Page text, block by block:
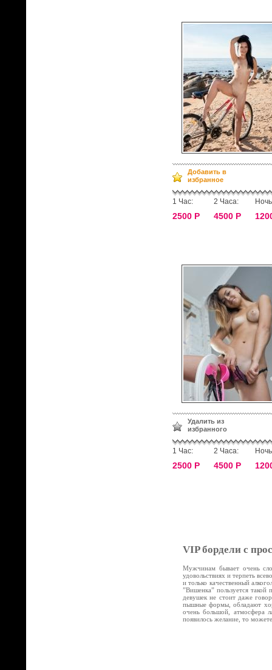
Добавить в
избранное
1 Час:
2500 Р
2 Часа:
4500 Р
Удалить из
избранного
1 Час:
2500 Р
2 Часа:
4500 Р
VIP бордели с
Мужчинам бывает очень
удовольствиях и терпеть
и только качественный
”Вишенка” пользуется
девушек не стоит даже
пышные формы, обладают
очень большой, атмосфера
появилось желание, то